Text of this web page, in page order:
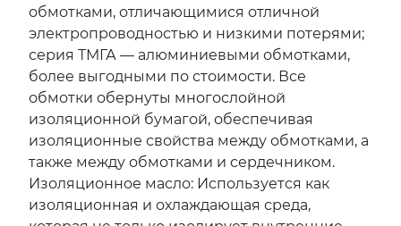
обмотками, отличающимися отличной
электропроводностью и низкими потерями;
серия ТМГА — алюминиевыми обмотками,
более выгодными по стоимости. Все
обмотки обернуты многослойной
изоляционной бумагой, обеспечивая
изоляционные свойства между обмотками, а
также между обмотками и сердечником.
Изоляционное масло: Используется как
изоляционная и охлаждающая среда,